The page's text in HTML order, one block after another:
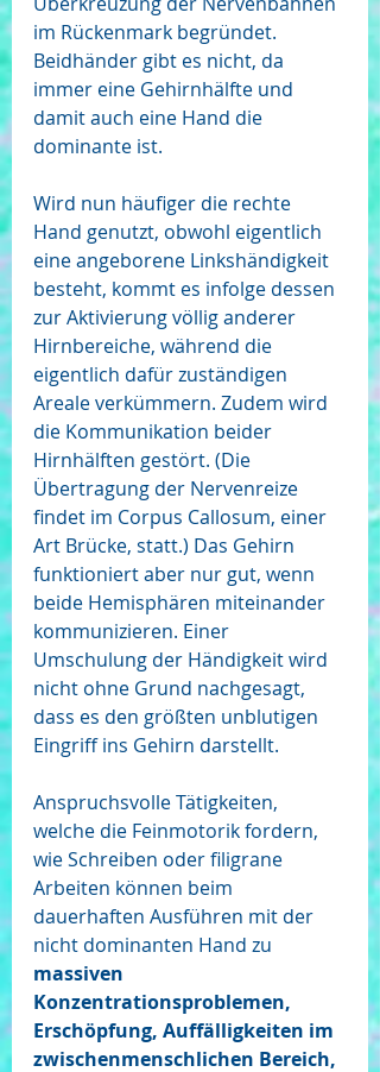
im Rückenmark begründet.
Beidhänder gibt es nicht, da
immer eine Gehirnhälfte und
damit auch eine Hand die
dominante ist.
Wird nun häufiger die rechte
Hand genutzt, obwohl eigentlich
eine angeborene Linkshändigkeit
besteht, kommt es infolge dessen
zur Aktivierung völlig anderer
Hirnbereiche, während die
eigentlich dafür zuständigen
Areale verkümmern. Zudem wird
die Kommunikation beider
Hirnhälften gestört. (Die
Übertragung der Nervenreize
findet im Corpus Callosum, einer
Art Brücke, statt.) Das Gehirn
funktioniert aber nur gut, wenn
beide Hemisphären miteinander
kommunizieren. Einer
Umschulung der Händigkeit wird
nicht ohne Grund nachgesagt,
dass es den größten unblutigen
Eingriff ins Gehirn darstellt.
Anspruchsvolle Tätigkeiten,
welche die Feinmotorik fordern,
wie Schreiben oder filigrane
Arbeiten können beim
dauerhaften Ausführen mit der
nicht dominanten Hand zu
massiven
Konzentrationsproblemen,
Erschöpfung, Auffälligkeiten im
zwischenmenschlichen Bereich,